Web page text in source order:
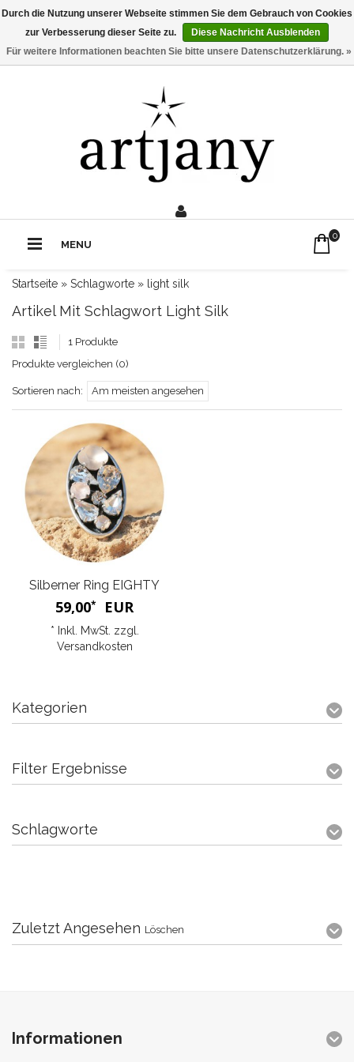
Rufe uns an:0211 - 210 310 2
MENU
0
Startseite » Schlagworte » light silk
Artikel Mit Schlagwort Light Silk
1 Produkte
Produkte vergleichen (0)
Sortieren nach: Am meisten angesehen
Silberner Ring EIGHTY
59,00* EUR
* Inkl. MwSt. zzgl.
Versandkosten
Kategorien
Filter Ergebnisse
Schlagworte
Zuletzt Angesehen Löschen
Informationen
Durch die Nutzung unserer Webseite stimmen Sie dem Gebrauch von Cookies
zur Verbesserung dieser Seite zu.
Diese Nachricht Ausblenden
Für weitere Informationen beachten Sie bitte unsere Datenschutzerklärung. »